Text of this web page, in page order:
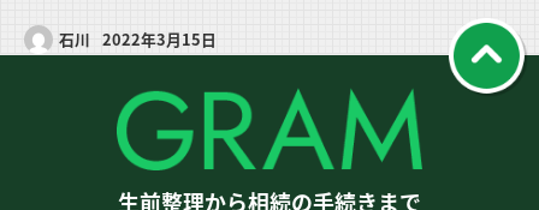
石川 2022年3月15日
生前整理から相続の手続きまで